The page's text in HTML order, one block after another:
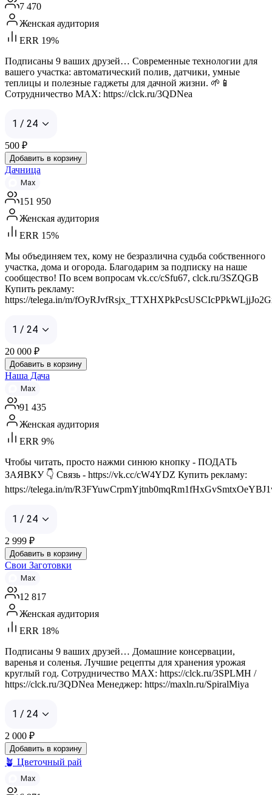
7 470
Женская аудитория
ERR 19%
Подписаны 9 ваших друзей… Современные технологии для
вашего участка: автоматический полив, датчики, умные
теплицы и полезные гаджеты для дачной жизни. 🌱📱
Сотрудничество MAX: https://clck.ru/3QDNea
1 / 24
500 ₽
Добавить в корзину
Дачница
Max
151 950
Женская аудитория
ERR 15%
Мы объединяем тех, кому не безразлична судьба собственного
участка, дома и огорода. Благодарим за подписку на наше
сообщество! По всем вопросам vk.cc/cSfu67, clck.ru/3SZQGB
Купить рекламу:
https://telega.in/m/
1 / 24
20 000 ₽
Добавить в корзину
Наша Дача
Max
91 435
Женская аудитория
ERR 9%
Чтобы читать, просто нажми синюю кнопку - ПОДАТЬ
ЗАЯВКУ 👇 Связь - https://vk.cc/cW4YDZ Купить рекламу:
https://telega.in/m/
1 / 24
2 999 ₽
Добавить в корзину
Свои Заготовки
Max
12 817
Женская аудитория
ERR 18%
Подписаны 9 ваших друзей… Домашние консервации,
варенья и соленья. Лучшие рецепты для хранения урожая
круглый год. Сотрудничество MAX: https://clck.ru/3SPLMH /
https://clck.ru/3QDNea Менеджер: https://maxln.ru/SpiralMiya
1 / 24
2 000 ₽
Добавить в корзину
🪴 Цветочный рай
Max